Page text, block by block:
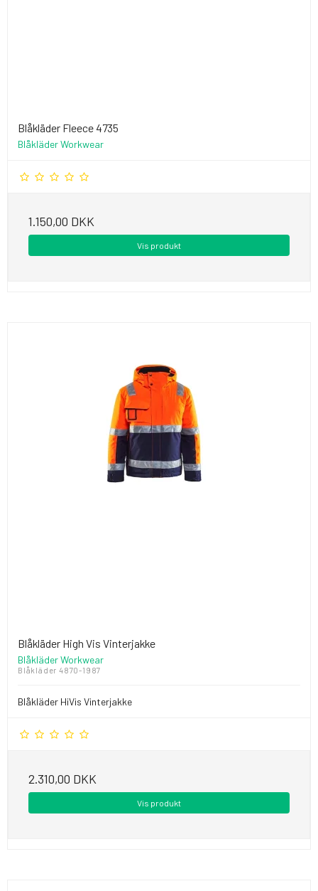
Blåkläder Fleece 4735
Blåkläder Workwear
1.150,00 DKK
Vis produkt
Blåkläder High Vis Vinterjakke
Blåkläder Workwear
Blåkläder 4870-1987
Blåkläder HiVis Vinterjakke
2.310,00 DKK
Vis produkt